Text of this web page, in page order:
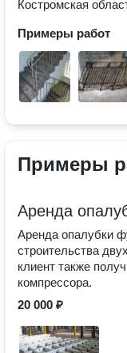
Костромская
Примеры работ
Примеры
Аренда
Аренда опалубки
строительства
клиент также
компрессора.
20 000 ₽